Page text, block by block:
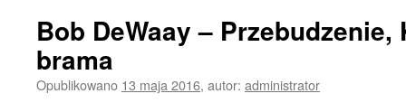
Bob DeWaay –
brama
Opublikowano 13 maja 2016, autor: administrator